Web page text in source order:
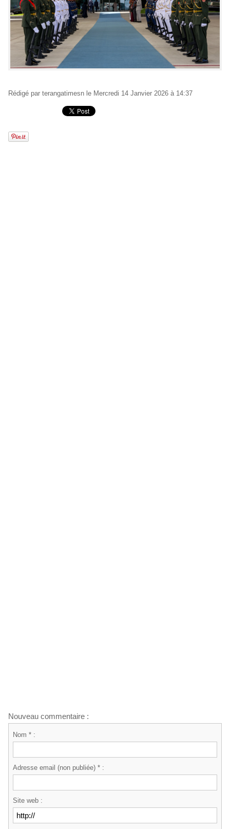
Rédigé par terangatimesn le Mercredi 14 Janvier 2026 à 14:37
Nouveau commentaire :
Nom * :
Adresse email (non publiée) * :
Site web :